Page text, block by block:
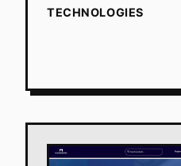
TECHNOLOGIES